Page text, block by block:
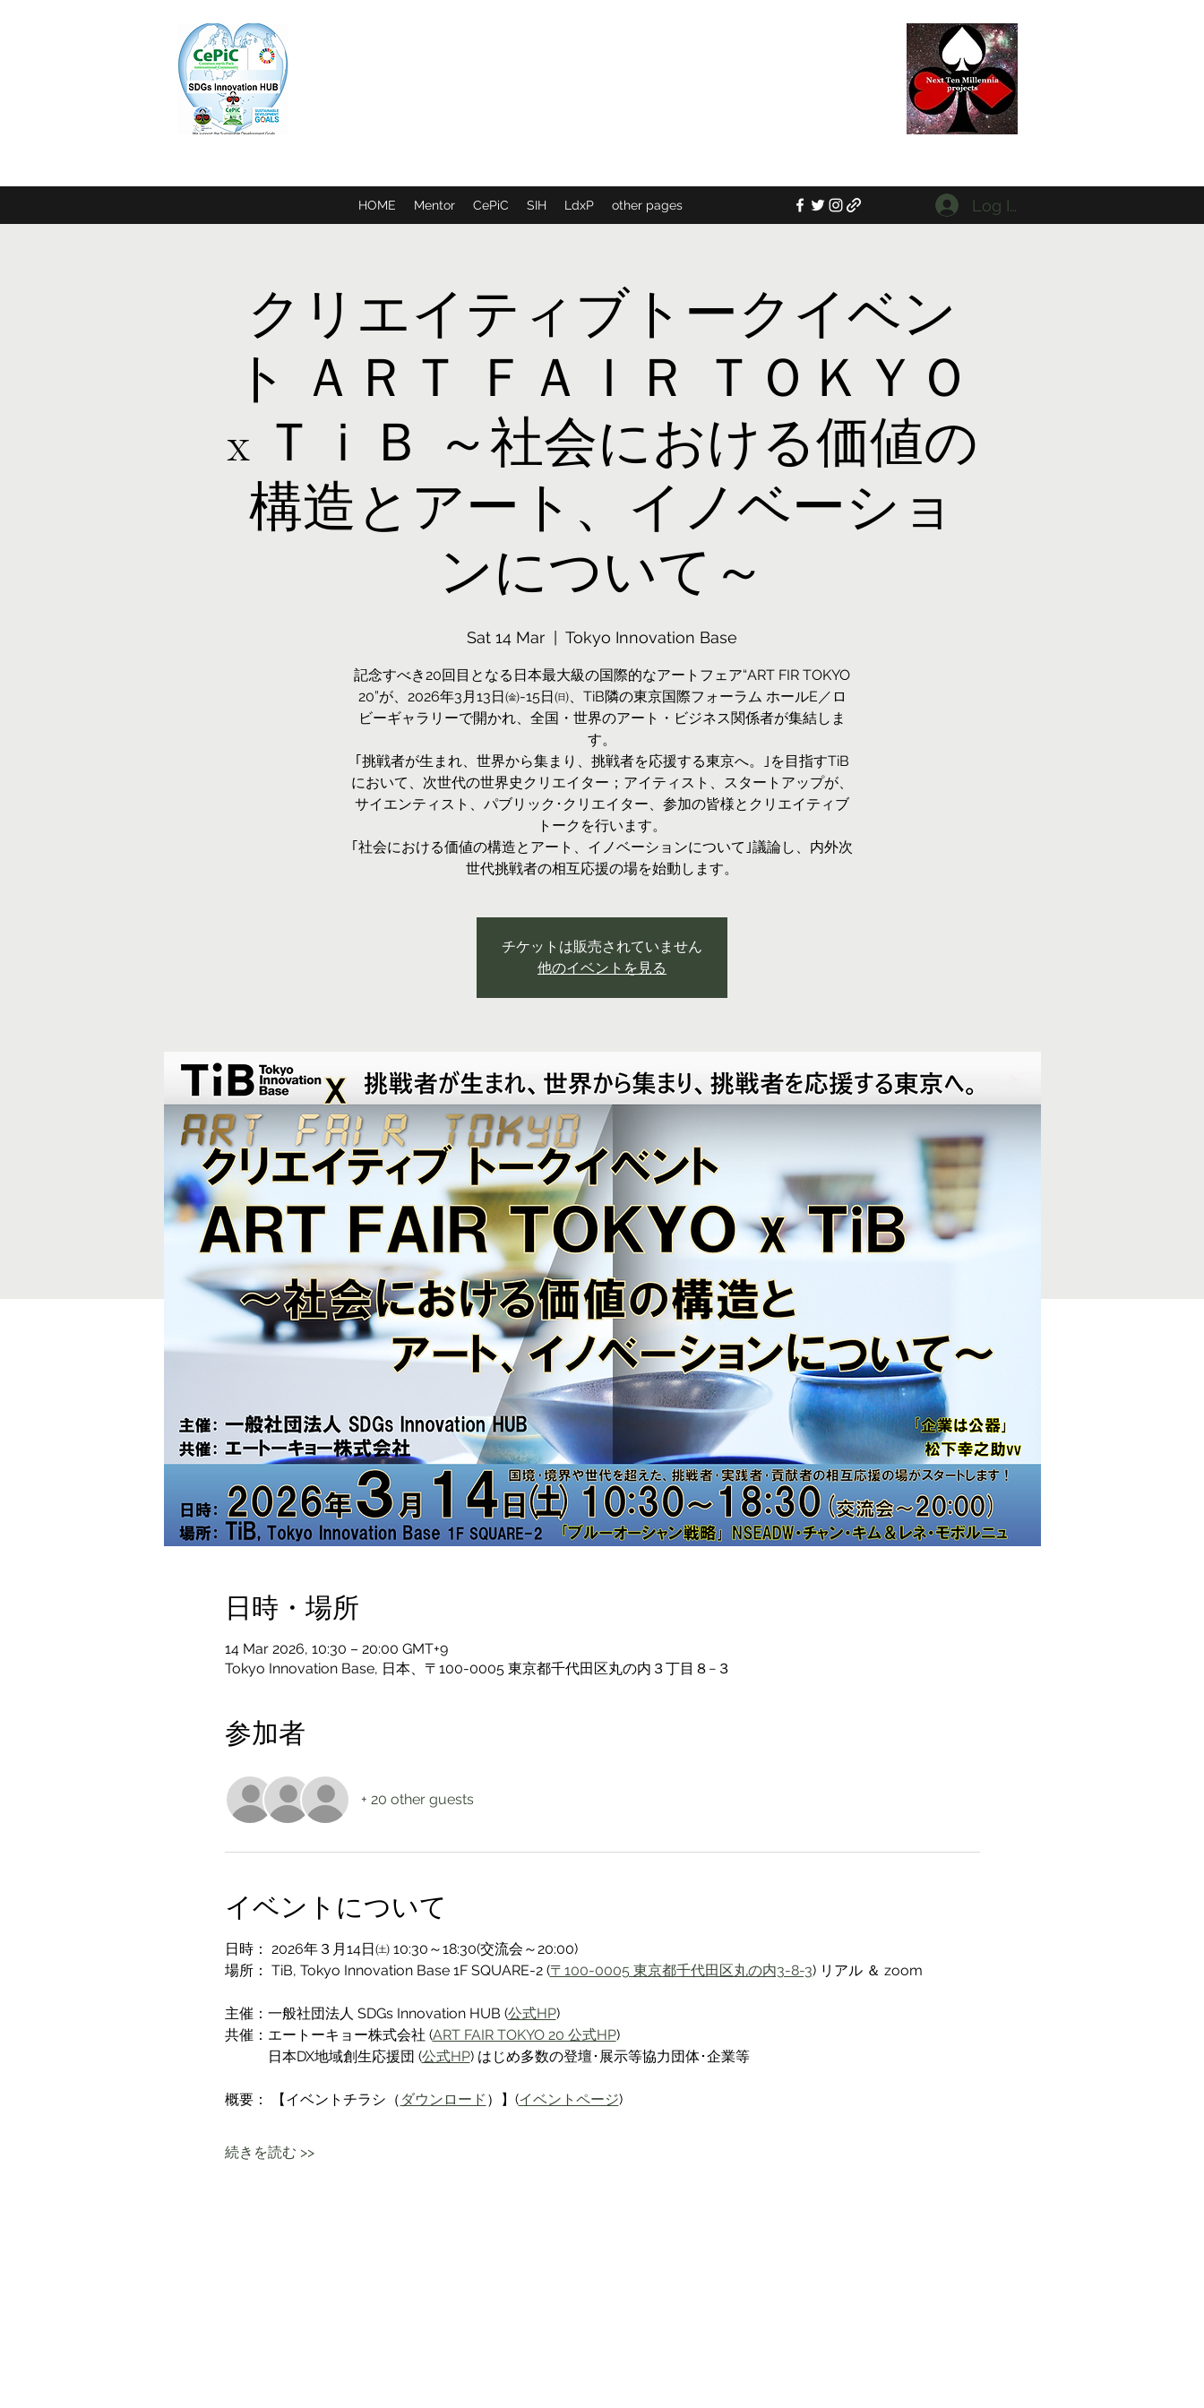
HOME Mentor CePiC SIH LdxP other pages Log In
クリエイティブトークイベン
ト ＡＲＴ ＦＡＩＲ ＴＯＫＹＯ
x ＴｉＢ ～社会における価値の
構造とアート、イノベーショ
ンについて～
Sat 14 Mar Tokyo Innovation Base
記念すべき20回目となる日本最大級の国際的なアートフェア“ART FIR TOKYO
20”が、2026年3月13日㈮-15日㈰、TiB隣の東京国際フォーラム ホールE／ロ
ビーギャラリーで開かれ、全国・世界のアート・ビジネス関係者が集結しま
す。
｢挑戦者が生まれ、世界から集まり、挑戦者を応援する東京へ。｣を目指すTiB
において、次世代の世界史クリエイター；アイティスト、スタートアップが、
サイエンティスト、パブリック･クリエイター、参加の皆様とクリエイティブ
トークを行います。
｢社会における価値の構造とアート、イノベーションについて｣議論し、内外次
世代挑戦者の相互応援の場を始動します。
チケットは販売されていません
他のイベントを見る
日時・場所
14 Mar 2026, 10:30 – 20:00 GMT+9
Tokyo Innovation Base, 日本、〒100-0005 東京都千代田区丸の内３丁目８−３
参加者
+ 20 other guests
イベントについて
日時： 2026年３月14日㈯ 10:30～18:30(交流会～20:00)
場所： TiB, Tokyo Innovation Base 1F SQUARE-2 (〒100-0005 東京都千代田区丸の内3-8-3) リアル ＆ zoom
主催：一般社団法人 SDGs Innovation HUB (公式HP)
共催：エートーキョー株式会社 (ART FAIR TOKYO 20 公式HP)
日本DX地域創生応援団 (公式HP) はじめ多数の登壇･展示等協力団体･企業等
概要： 【イベントチラシ（ ダウンロード ）】(イベントページ)
続きを読む >>